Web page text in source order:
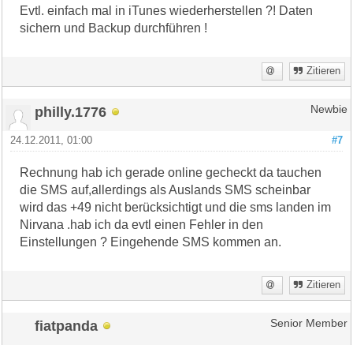
Evtl. einfach mal in iTunes wiederherstellen ?! Daten
sichern und Backup durchführen !
Zitieren
philly.1776 Newbie
#7
24.12.2011, 01:00
Rechnung hab ich gerade online gecheckt da tauchen
die SMS auf,allerdings als Auslands SMS scheinbar
wird das +49 nicht berücksichtigt und die sms landen im
Nirvana .hab ich da evtl einen Fehler in den
Einstellungen ? Eingehende SMS kommen an.
Zitieren
fiatpanda Senior Member